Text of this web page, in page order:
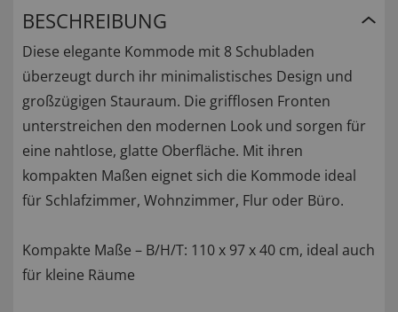
BESCHREIBUNG
Diese elegante Kommode mit 8 Schubladen
überzeugt durch ihr minimalistisches Design und
großzügigen Stauraum. Die grifflosen Fronten
unterstreichen den modernen Look und sorgen für
eine nahtlose, glatte Oberfläche. Mit ihren
kompakten Maßen eignet sich die Kommode ideal
für Schlafzimmer, Wohnzimmer, Flur oder Büro.
Kompakte Maße – B/H/T: 110 x 97 x 40 cm, ideal auch
für kleine Räume